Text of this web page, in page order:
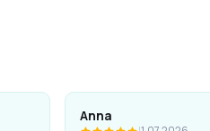
Anna